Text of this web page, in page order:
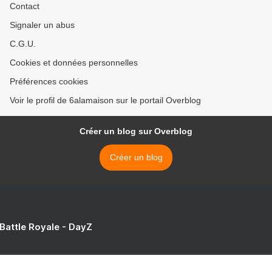
Contact
Signaler un abus
C.G.U.
Cookies et données personnelles
Préférences cookies
Voir le profil de 6alamaison sur le portail Overblog
Créer un blog sur Overblog
Créer un blog
Royale - DayZ